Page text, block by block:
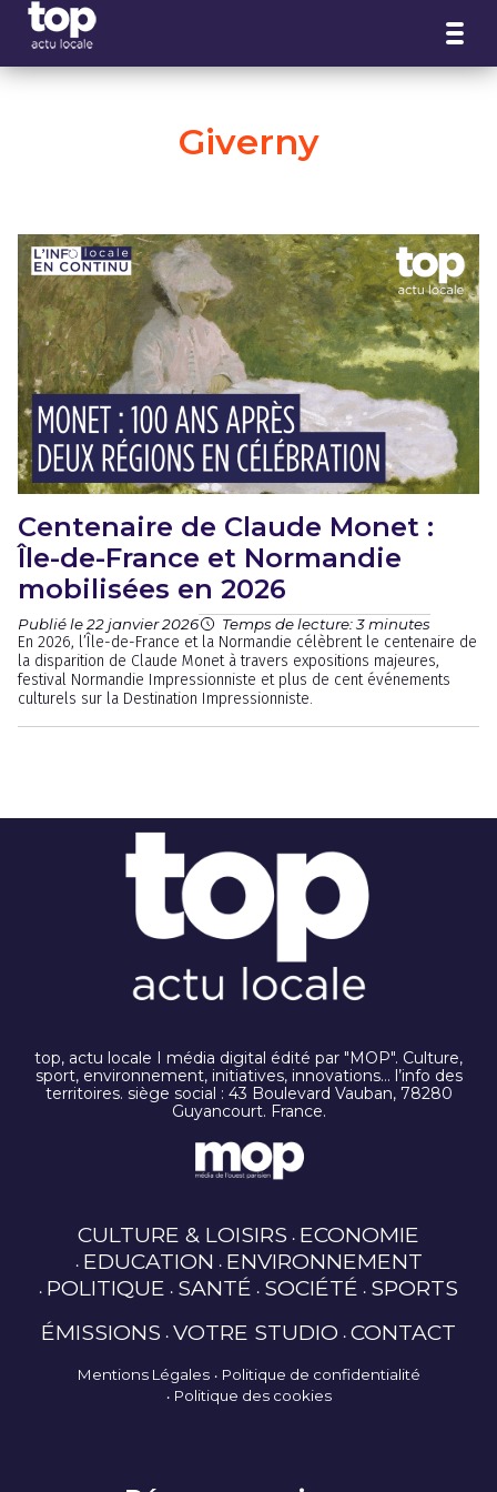
Giverny
Centenaire de Claude Monet :
Île-de-France et Normandie
mobilisées en 2026
Publié le 22 janvier 2026 Temps de lecture: 3 minutes
En 2026, l’Île-de-France et la Normandie célèbrent le centenaire de
la disparition de Claude Monet à travers expositions majeures,
festival Normandie Impressionniste et plus de cent événements
culturels sur la Destination Impressionniste.
top, actu locale I média digital édité par "MOP". Culture,
sport, environnement, initiatives, innovations… l’info des
territoires. siège social : 43 Boulevard Vauban, 78280
Guyancourt. France.
CULTURE & LOISIRS ECONOMIE
EDUCATION ENVIRONNEMENT
POLITIQUE SANTÉ SOCIÉTÉ SPORTS
ÉMISSIONS VOTRE STUDIO CONTACT
Mentions Légales
Politique de confidentialité
Politique des cookies
Panneau de gestion des cookies